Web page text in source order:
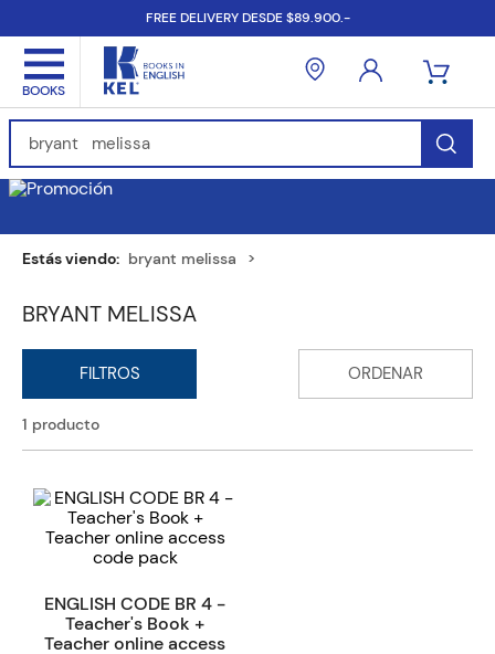
FREE DELIVERY DESDE $89.900.-
Find Books, Authors, ISBN...
bryant melissa
BRYANT MELISSA
1 producto
ENGLISH CODE BR 4 -
Teacher's Book +
Teacher online access